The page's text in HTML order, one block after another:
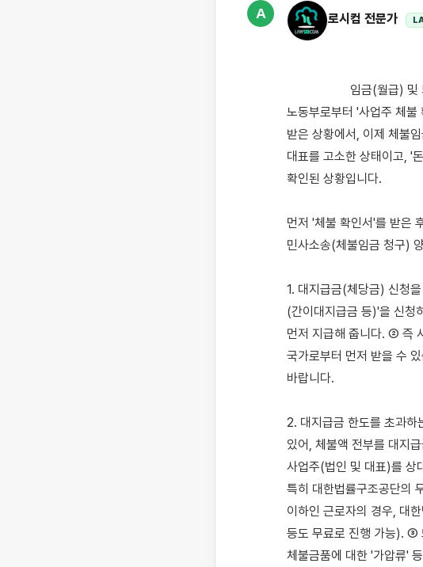
A 로시컴 전문가
노동부로부터 '사업주 체불
받은 상황에서, 이제 체불
대표를 고소한 상태이고, '
확인된 상황입니다.
먼저 '체불 확인서'를 받은
민사소송(체불임금 청구)
1. 대지급금(체당금) 신청
(간이대지급금 등)'을 신청
먼저 지급해 줍니다. ② 즉
국가로부터 먼저 받을 수
바랍니다.
2. 대지급금 한도를 초과
있어, 체불액 전부를 대지
사업주(법인 및 대표)를 상
특히 대한법률구조공단의
이하인 근로자의 경우, 대
등도 무료로 진행 가능). ③
체불금품에 대한 '가압류'